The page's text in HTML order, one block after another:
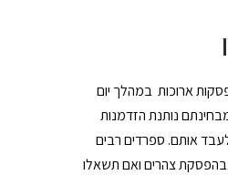
ארוכות במהלך יום
נותנת הזדמנות
אותם. ספרדים רבים
בהפסקת צהרים ואם תשאלו